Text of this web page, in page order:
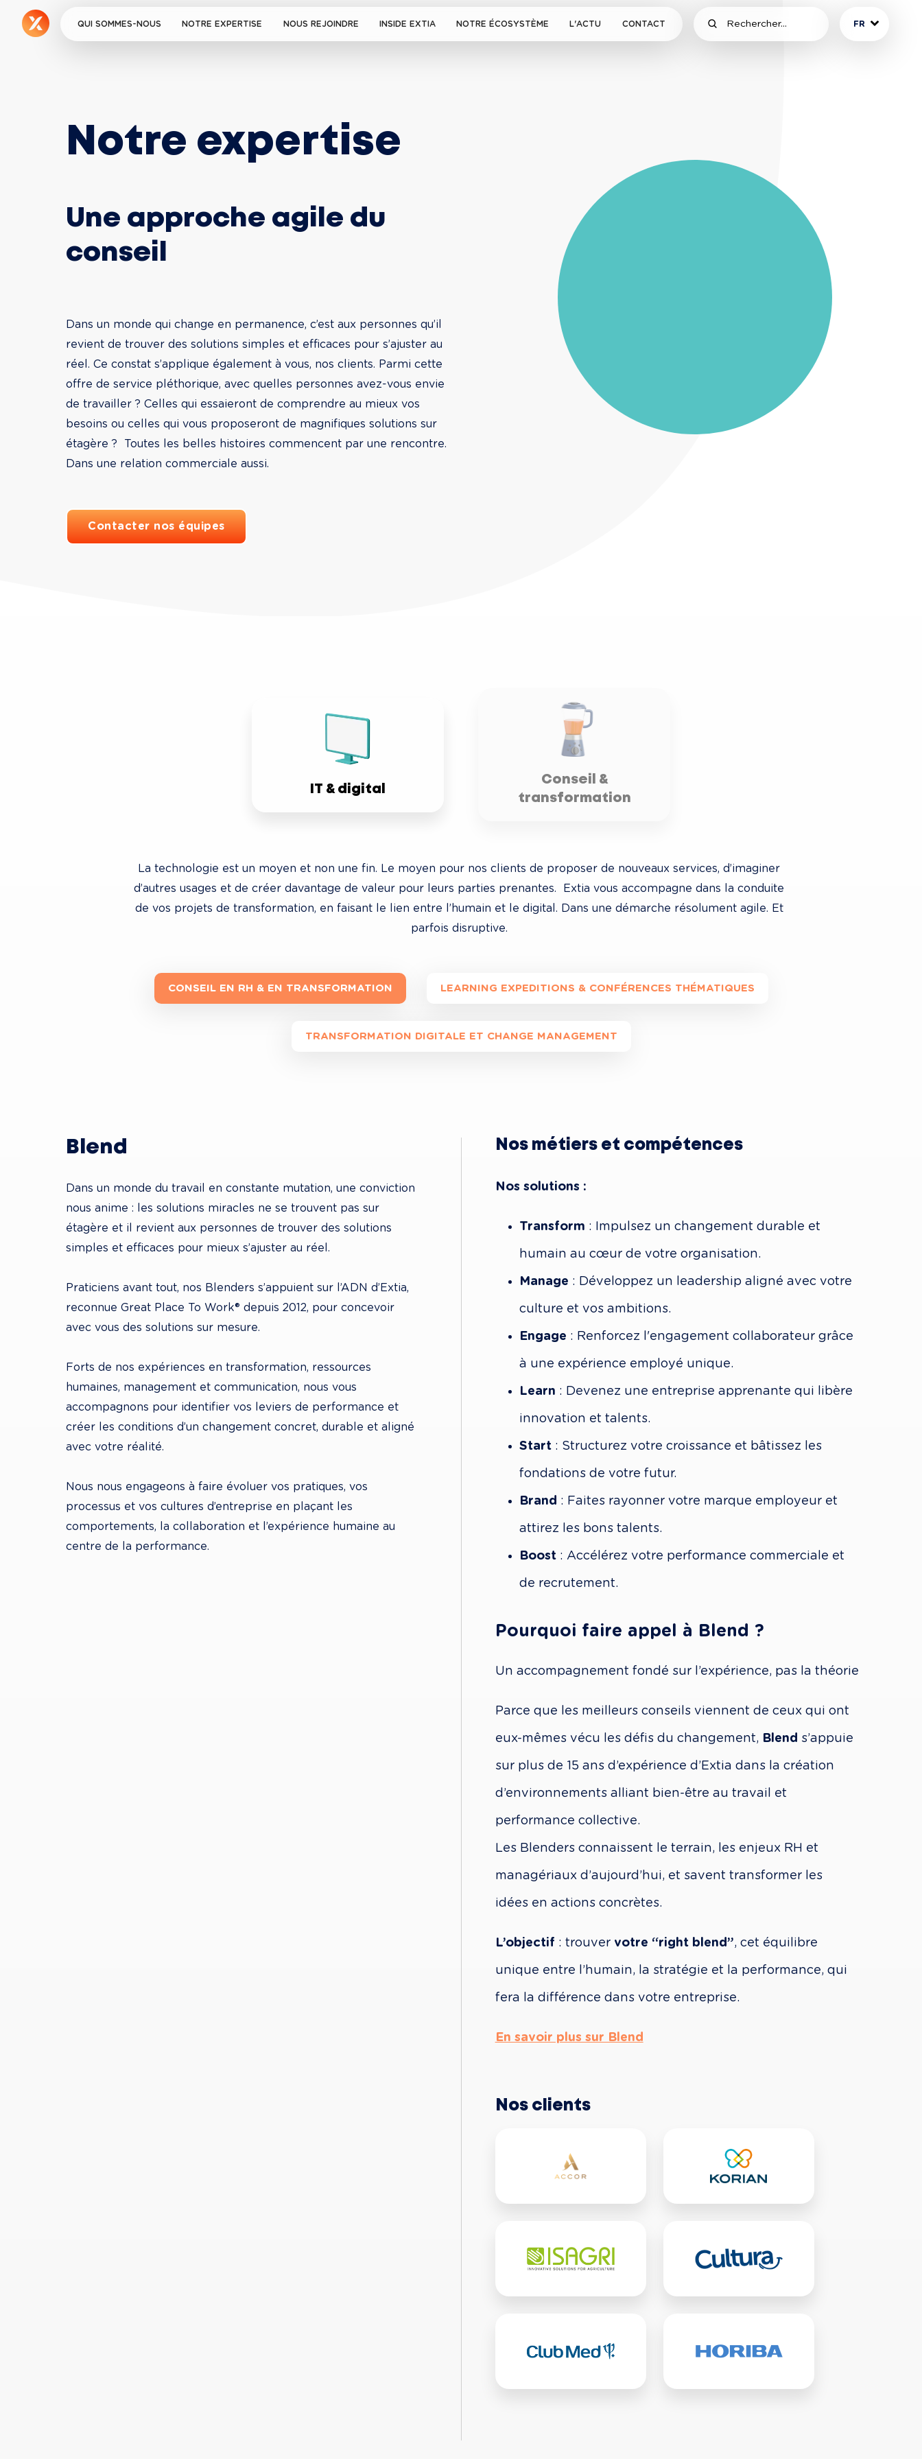
QUI SOMMES-NOUS NOTRE EXPERTISE NOUS REJOINDRE INSIDE EXTIA NOTRE ÉCOSYSTÈME L'ACTU CONTACT FR
Notre expertise
Une approche agile du
conseil
Dans un monde qui change en permanence, c’est aux personnes qu’il
revient de trouver des solutions simples et efficaces pour s’ajuster au
réel. Ce constat s’applique également à vous, nos clients. Parmi cette
offre de service pléthorique, avec quelles personnes avez-vous envie
de travailler ? Celles qui essaieront de comprendre au mieux vos
besoins ou celles qui vous proposeront de magnifiques solutions sur
étagère ?  Toutes les belles histoires commencent par une rencontre.
Dans une relation commerciale aussi.
Contacter nos équipes
IT & digital
Conseil &
transformation
La technologie est un moyen et non une fin. Le moyen pour nos clients de proposer de nouveaux services, d’imaginer
d’autres usages et de créer davantage de valeur pour leurs parties prenantes.  Extia vous accompagne dans la conduite
de vos projets de transformation, en faisant le lien entre l’humain et le digital. Dans une démarche résolument agile. Et
CONSEIL EN RH & EN TRANSFORMATION LEARNING EXPEDITIONS & CONFÉRENCES THÉMATIQUES
TRANSFORMATION DIGITALE ET CHANGE MANAGEMENT
Blend
Dans un monde du travail en constante mutation, une conviction
nous anime : les solutions miracles ne se trouvent pas sur
étagère et il revient aux personnes de trouver des solutions
simples et efficaces pour mieux s’ajuster au réel.
Praticiens avant tout, nos Blenders s’appuient sur l’ADN d’Extia,
reconnue Great Place To Work® depuis 2012, pour concevoir
avec vous des solutions sur mesure.
Forts de nos expériences en transformation, ressources
humaines, management et communication, nous vous
accompagnons pour identifier vos leviers de performance et
créer les conditions d’un changement concret, durable et aligné
avec votre réalité.
Nous nous engageons à faire évoluer vos pratiques, vos
processus et vos cultures d’entreprise en plaçant les
comportements, la collaboration et l’expérience humaine au
centre de la performance.
Nos métiers et compétences
Nos solutions :
Transform : Impulsez un changement durable et
humain au cœur de votre organisation.
Manage : Développez un leadership aligné avec votre
culture et vos ambitions.
Engage : Renforcez l'engagement collaborateur grâce
à une expérience employé unique.
Learn : Devenez une entreprise apprenante qui libère
innovation et talents.
Start : Structurez votre croissance et bâtissez les
fondations de votre futur.
Brand : Faites rayonner votre marque employeur et
attirez les bons talents.
Boost : Accélérez votre performance commerciale et
de recrutement.
Pourquoi faire appel à Blend ?
Un accompagnement fondé sur l’expérience, pas la théorie
Parce que les meilleurs conseils viennent de ceux qui ont
eux-mêmes vécu les défis du changement, Blend s’appuie
sur plus de 15 ans d’expérience d’Extia dans la création
d’environnements alliant bien-être au travail et
performance collective.
Les Blenders connaissent le terrain, les enjeux RH et
managériaux d’aujourd’hui, et savent transformer les
idées en actions concrètes.
L’objectif : trouver votre “right blend”, cet équilibre
unique entre l’humain, la stratégie et la performance, qui
fera la différence dans votre entreprise.
En savoir plus sur Blend
Nos clients